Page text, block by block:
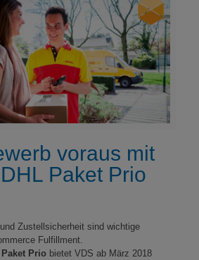
voraus mit
Paket Prio
Zustellsicherheit sind wichtige
Fulfillment.
Paket Priobietet VDS ab März 2018